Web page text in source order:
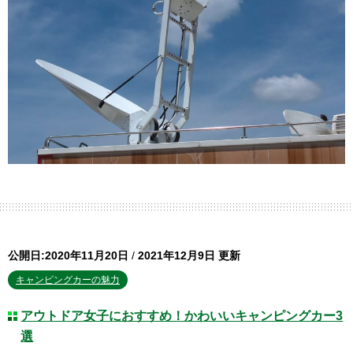
公開日:2020年11月20日 / 2021年12月9日 更新
キャンピングカーの魅力
アウトドア女子におすすめ！かわいいキャンピングカー3
選